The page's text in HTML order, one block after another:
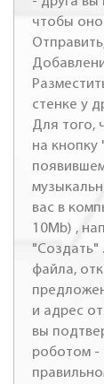
чтобы
стенке у
Для того,
на кнопку
вас в
10Mb) ,
"Создать"
файла,
и адрес
вы
роботом -